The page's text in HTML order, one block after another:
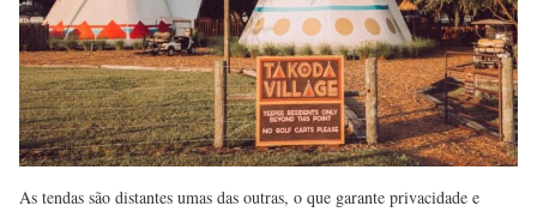
As tendas são distantes umas das outras, o que garante privacidade e